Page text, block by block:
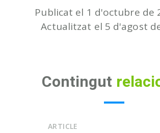
Actualitzat el 5 d'agost
Publicat el 1 d'octubre de
Contingut
ARTICLE